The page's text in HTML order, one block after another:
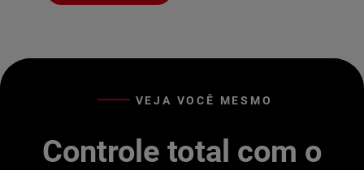
VEJA VOCÊ MESMO
Controle total com o